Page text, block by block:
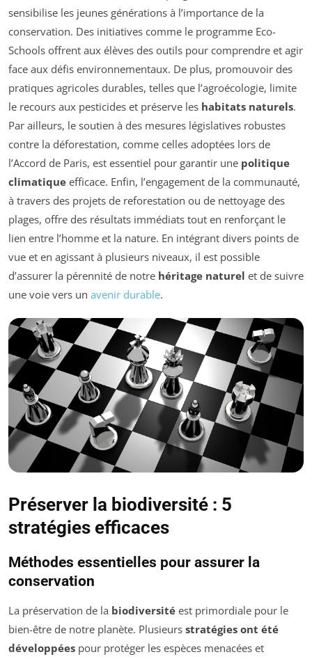
sensibilise les jeunes générations à l’importance de la
conservation. Des initiatives comme le programme Eco-
Schools offrent aux élèves des outils pour comprendre et agir
face aux défis environnementaux. De plus, promouvoir des
pratiques agricoles durables, telles que l’agroécologie, limite
le recours aux pesticides et préserve les habitats naturels.
Par ailleurs, le soutien à des mesures législatives robustes
contre la déforestation, comme celles adoptées lors de
l’Accord de Paris, est essentiel pour garantir une politique
climatique efficace. Enfin, l’engagement de la communauté,
à travers des projets de reforestation ou de nettoyage des
plages, offre des résultats immédiats tout en renforçant le
lien entre l’homme et la nature. En intégrant divers points de
vue et en agissant à plusieurs niveaux, il est possible
d’assurer la pérennité de notre héritage naturel et de suivre
une voie vers un avenir durable.
Préserver la biodiversité : 5
stratégies efficaces
Méthodes essentielles pour assurer la
conservation
La préservation de la biodiversité est primordiale pour le
bien-être de notre planète. Plusieurs stratégies ont été
développées pour protéger les espèces menacées et